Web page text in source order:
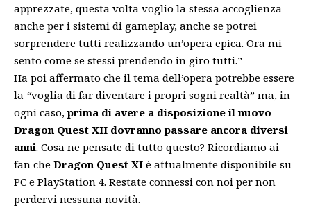
apprezzate, questa volta voglio la stessa accoglienza
anche per i sistemi di gameplay, anche se potrei
sorprendere tutti realizzando un’opera epica. Ora mi
sento come se stessi prendendo in giro tutti.”
Ha poi affermato che il tema dell’opera potrebbe essere
la “voglia di far diventare i propri sogni realtà” ma, in
ogni caso,prima di avere a disposizione il nuovo
Dragon Quest XII dovranno passare ancora diversi
anni. Cosa ne pensate di tutto questo? Ricordiamo ai
fan che Dragon Quest XI è attualmente disponibile su
PC e PlayStation 4. Restate connessi con noi per non
perdervi nessuna novità.